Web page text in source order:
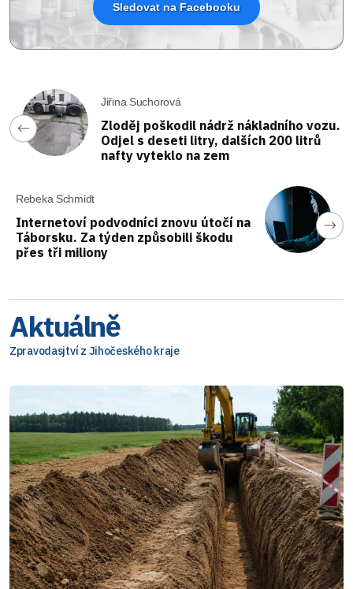
Sledovat na Facebooku
Jiřina Suchorová
Zloděj poškodil nádrž nákladního vozu.
Odjel s deseti litry, dalších 200 litrů
nafty vyteklo na zem
Rebeka Schmidt
Internetoví podvodníci znovu útočí na
Táborsku. Za týden způsobili škodu
přes tři miliony
Aktuálně
Zpravodasjtví z Jihočeského kraje